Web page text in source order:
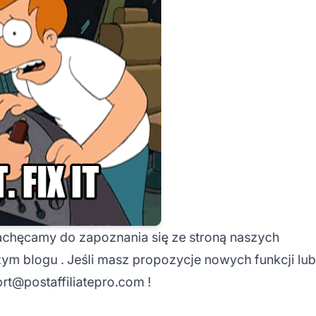
do zapoznania się ze stroną naszych
blogu . Jeśli masz propozycje nowych funkcji lub
!